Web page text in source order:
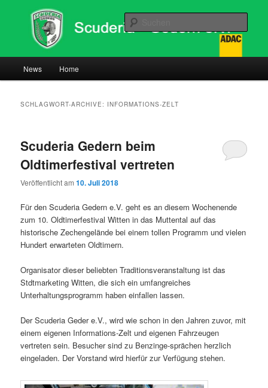
News Scuderia Gedern
Zum
Zum
wechseln
News Home
SCHLAGWORT-ARCHIVE: INFORMATIONS-ZELT
Scuderia Gedern beim
Oldtimerfestival vertreten
Veröffentlicht am10. Juli 2018
Für den Scuderia Gedern e.V. geht es an diesem Wochenende
zum 10. Oldtimerfestival Witten in das Muttental auf das
historische Zechengelände bei einem tollen Programm und vielen
Hundert erwarteten Oldtimern.
Organisator dieser beliebten Traditionsveranstaltung ist das
Stdtmarketing Witten, die sich ein umfangreiches
Unterhaltungsprogramm haben einfallen lassen.
Der Scuderia Geder e.V., wird wie schon in den Jahren zuvor, mit
einem eigenen Informations-Zelt und eigenen Fahrzeugen
vertreten sein. Besucher sind zu Benzinge-sprächen herzlich
eingeladen. Der Vorstand wird hierfür zur Verfügung stehen.